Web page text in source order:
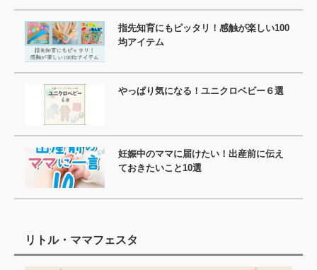
指先知育にもピッタリ！感触が楽しい100
均アイテム
やっぱり気になる！ユニクロベビー６選
妊娠中のママに届けたい！出産前に伝え
ておきたいこと10選
リトル・ママフェスタ